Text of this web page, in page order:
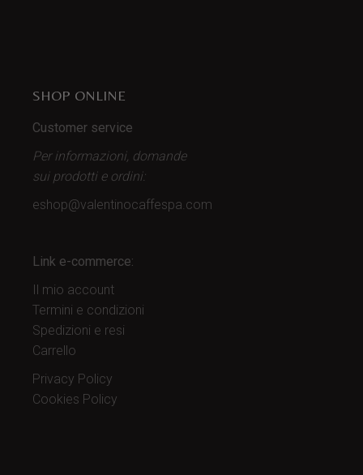
SHOP ONLINE
Customer service
Per informazioni, domande
sui prodotti e ordini:
eshop@valentinocaffespa.com
Link e-commerce:
Il mio account
Termini e condizioni
Spedizioni e resi
Carrello
Privacy Policy
Cookies Policy